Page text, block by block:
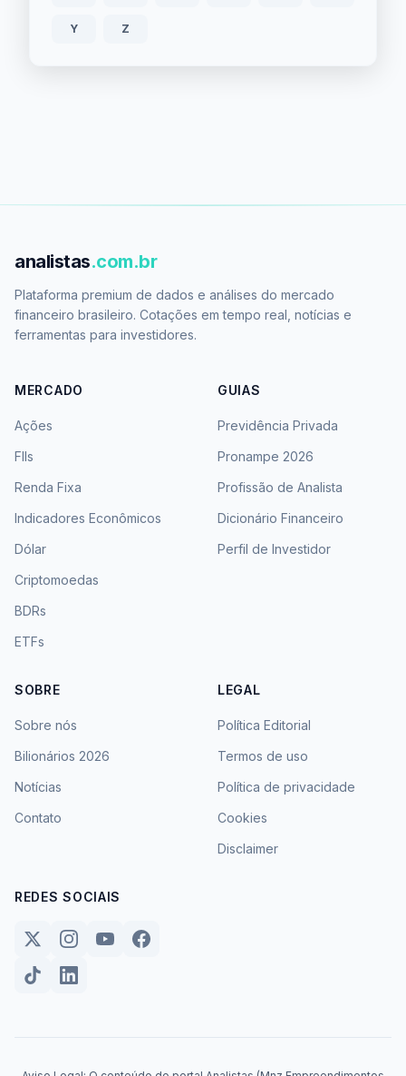
Y Z
analistas.com.br
Plataforma premium de dados e análises do mercado
financeiro brasileiro. Cotações em tempo real, notícias e
ferramentas para investidores.
MERCADO
Ações
FIIs
Renda Fixa
Indicadores Econômicos
Dólar
Criptomoedas
BDRs
ETFs
GUIAS
Previdência Privada
Pronampe 2026
Profissão de Analista
Dicionário Financeiro
Perfil de Investidor
SOBRE
Sobre nós
Bilionários 2026
Notícias
Contato
LEGAL
Política Editorial
Termos de uso
Política de privacidade
Cookies
Disclaimer
REDES SOCIAIS